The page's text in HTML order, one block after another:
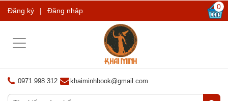
Đăng ký | Đăng nhập 0
Toggle
0971 998 312 khaiminhbook@gmail.com